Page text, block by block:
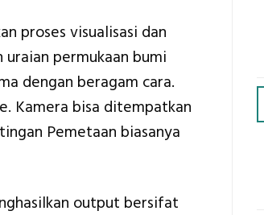
proses visualisasi dan
permukaan bumi
dengan beragam cara.
Kamera bisa ditempatkan
Pemetaan biasanya
output bersifat